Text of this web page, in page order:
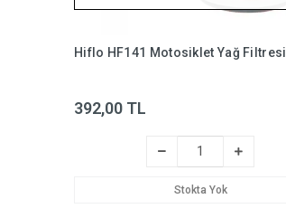
Hiflo HF141 Motosiklet Yağ Filtresi
392,00 TL
Stokta Yok